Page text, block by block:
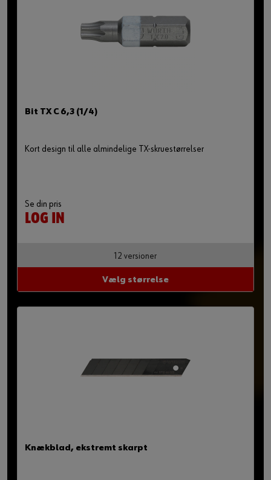
Bit TX C 6,3 (1/4)
Kort design til alle almindelige TX-skruestørrelser
Se din pris
LOG IN
12 versioner
Vælg størrelse
Knækblad, ekstremt skarpt